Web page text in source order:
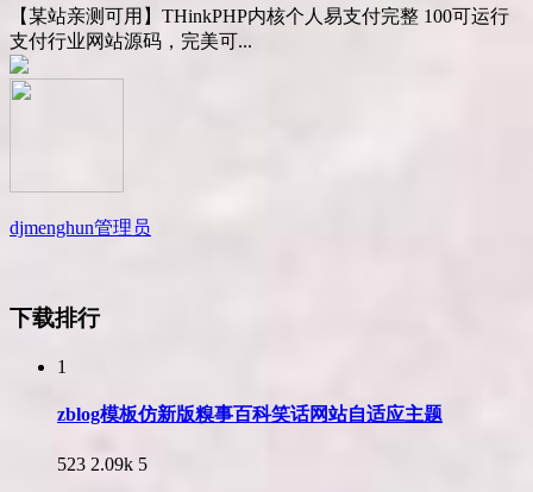
【某站亲测可用】THinkPHP内核个人易支付完整 100可运行
支付行业网站源码，完美可...
djmenghun管理员
下载排行
1
zblog模板仿新版糗事百科笑话网站自适应主题
523 2.09k 5